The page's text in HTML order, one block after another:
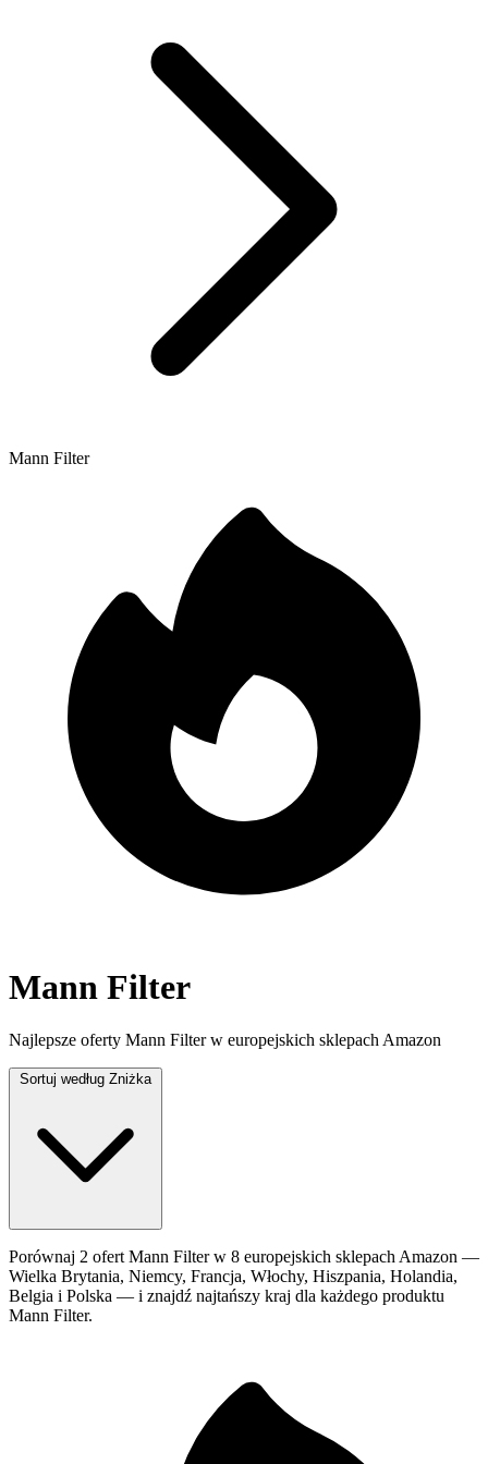
Mann Filter
Mann Filter
Najlepsze oferty Mann Filter w europejskich sklepach Amazon
Sortuj według Zniżka
Porównaj 2 ofert Mann Filter w 8 europejskich sklepach Amazon —
Wielka Brytania, Niemcy, Francja, Włochy, Hiszpania, Holandia,
Belgia i Polska — i znajdź najtańszy kraj dla każdego produktu
Mann Filter.